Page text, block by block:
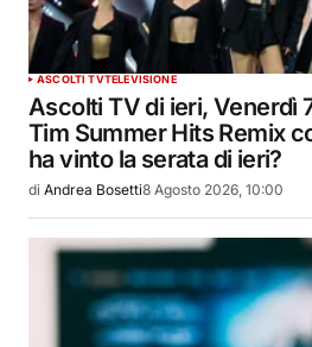
ASCOLTI TVTELEVISIONE
Ascolti TV di ieri, Venerdì
Tim Summer Hits Remix
ha vinto la serata di ieri?
di Andrea Bosetti8 Agosto 2026, 10:00